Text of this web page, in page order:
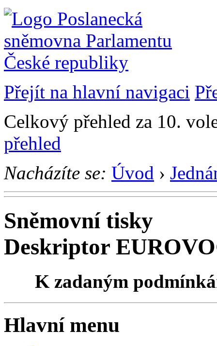
Přejít na hlavní navigaci
Celkový přehled za 10.
přehled
Nacházíte se: Úvod ›
Sněmovní tisky
Deskriptor
K zadaným
Hlavní menu